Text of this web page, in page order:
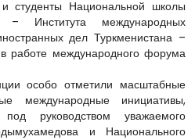
и студенты Национальной школы
– Института международных
дел Туркменистана –
в работе международного форума
особо отметили масштабные
международные инициативы,
руководством уважаемого
и Национального